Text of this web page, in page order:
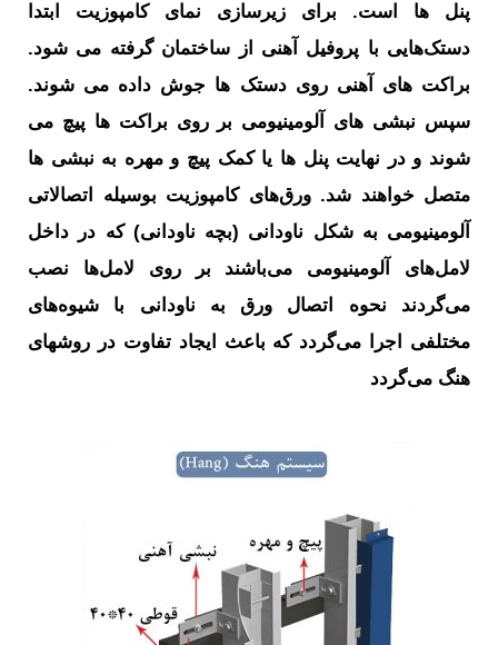
پنل ها است. برای زیرسازی نمای کامپوزیت ابتدا
دستک‌هایی با پروفیل آهنی از ساختمان گرفته می شود.
براکت های آهنی روی دستک ها جوش داده می شوند.
سپس نبشی های آلومینیومی بر روی براکت ها پیچ می
شوند و در نهایت پنل ها یا کمک پیچ و مهره به نبشی ها
متصل خواهند شد. ورق‌های کامپوزیت بوسیله اتصالاتی
آلومینیومی به شکل ناودانی (بچه ناودانی) که در داخل
لامل‌های آلومینیومی می‌باشند بر روی لامل‌ها نصب
می‌گردند نحوه اتصال ورق به ناودانی با شیوه‌های
مختلفی اجرا می‌گردد که باعث ایجاد تفاوت در روشهای
هنگ می‌گردد